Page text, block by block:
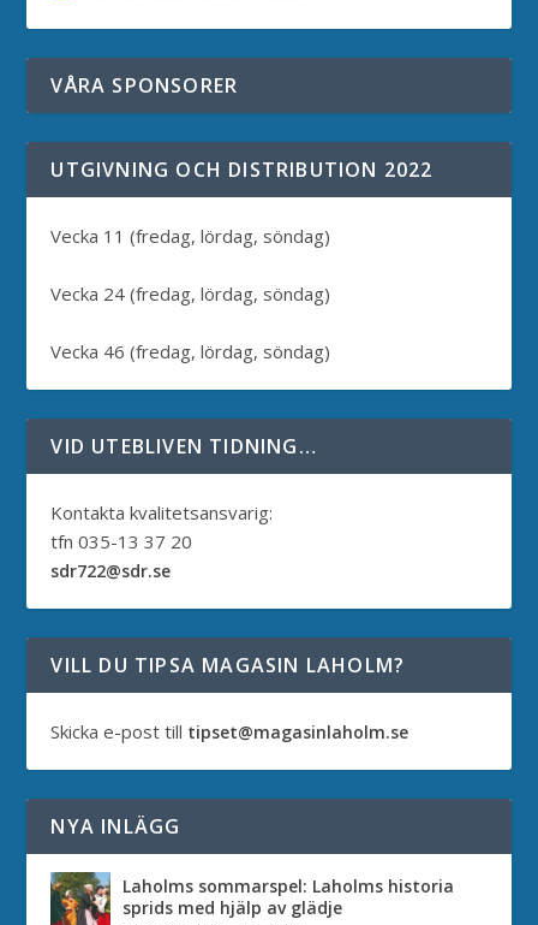
VÅRA SPONSORER
UTGIVNING OCH DISTRIBUTION 2022
Vecka 11 (fredag, lördag, söndag)
Vecka 24 (fredag, lördag, söndag)
Vecka 46 (fredag, lördag, söndag)
VID UTEBLIVEN TIDNING…
Kontakta kvalitetsansvarig:
tfn 035-13 37 20
sdr722@sdr.se
VILL DU TIPSA MAGASIN LAHOLM?
Skicka e-post till tipset@magasinlaholm.se
NYA INLÄGG
Laholms sommarspel: Laholms historia
sprids med hjälp av glädje